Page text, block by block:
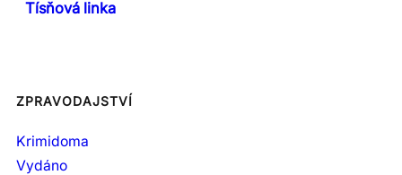
Tísňová linka
ZPRAVODAJSTVÍ
Krimidoma
Vydáno